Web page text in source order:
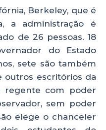
Berkeley, que é
a administração é
de 26 pessoas. 18
do Estado
sete são também
escritórios da
regente com poder
sem poder
elege o chanceler